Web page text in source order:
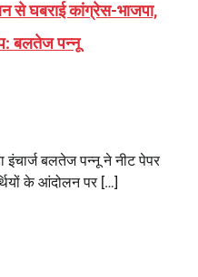
से घबराई कांग्रेस-भाजपा,
बलतेज पन्नू
इंचार्ज बलतेज पन्नू ने नीट पेपर
के आंदोलन पर […]